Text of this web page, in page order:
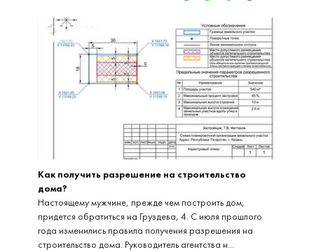
Как получить разрешение на строительство
дома?
Настоящему мужчине, прежде чем построить дом,
придется обратиться на Груздева, 4. С июля прошлого
года изменились правила получения разрешения на
строительство дома. Руководитель агентства н...